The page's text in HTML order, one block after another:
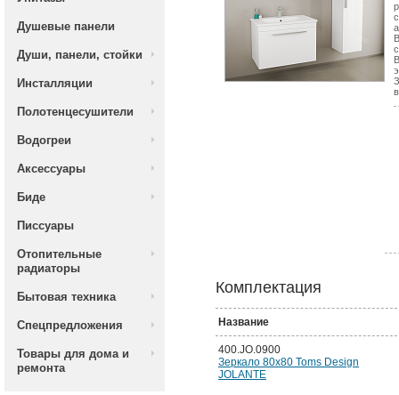
Душевые панели
Души, панели, стойки
Инсталляции
Полотенцесушители
Водогреи
Аксессуары
Биде
Писсуары
Отопительные
радиаторы
Бытовая техника
Спецпредложения
Товары для дома и
ремонта
Комплектация
Название
400.JO.0900
Зеркало 80х80 Toms Design
JOLANTE